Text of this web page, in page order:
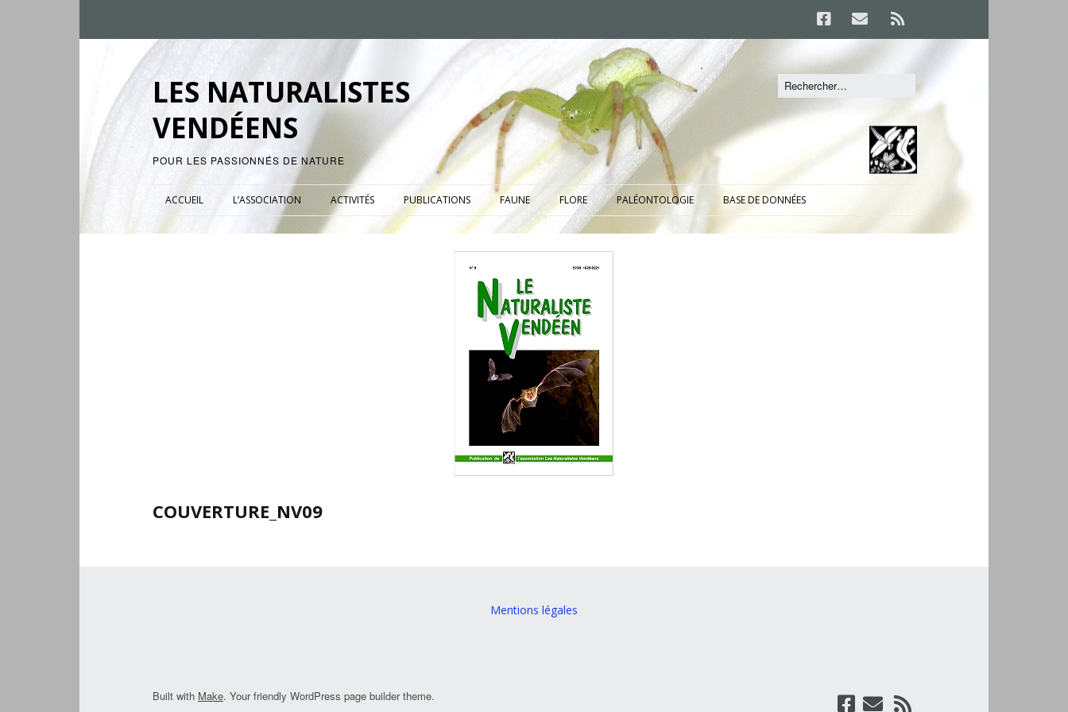
LES NATURALISTES
VENDÉENS
POUR LES PASSIONNÉS DE NATURE
ACCUEIL L’ASSOCIATION ACTIVITÉS PUBLICATIONS FAUNE FLORE PALÉONTOLOGIE BASE DE DONNÉES
COUVERTURE_NV09
Mentions légales
Built with Make. Your friendly WordPress page builder theme.